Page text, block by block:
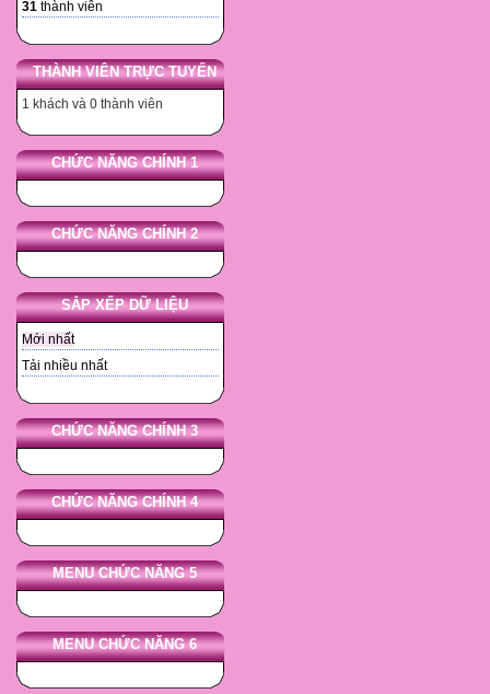
31 thành viên
THÀNH VIÊN TRỰC TUYẾN
1 khách và 0 thành viên
CHỨC NĂNG CHÍNH 1
CHỨC NĂNG CHÍNH 2
SẮP XẾP DỮ LIỆU
Mới nhất
Tải nhiều nhất
CHỨC NĂNG CHÍNH 3
CHỨC NĂNG CHÍNH 4
MENU CHỨC NĂNG 5
MENU CHỨC NĂNG 6